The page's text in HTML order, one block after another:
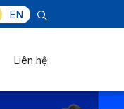
EN
Liên hệ